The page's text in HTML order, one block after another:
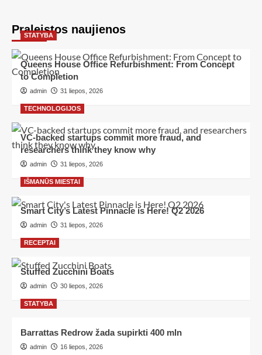
Praleistos naujienos
STATYBA
Queens House Office Refurbishment: From Concept
to Completion
admin 31 liepos, 2026
TECHNOLOGIJOS
VC-backed startups commit more fraud, and
researchers think they know why
admin 31 liepos, 2026
IŠMANŪS MIESTAI
Smart City’s Latest Pinnacle is Here! Q2 2026
admin 31 liepos, 2026
RECEPTAI
Stuffed Zucchini Boats
admin 30 liepos, 2026
STATYBA
Barrattas Redrow žada supirkti 400 mln
admin 16 liepos, 2026